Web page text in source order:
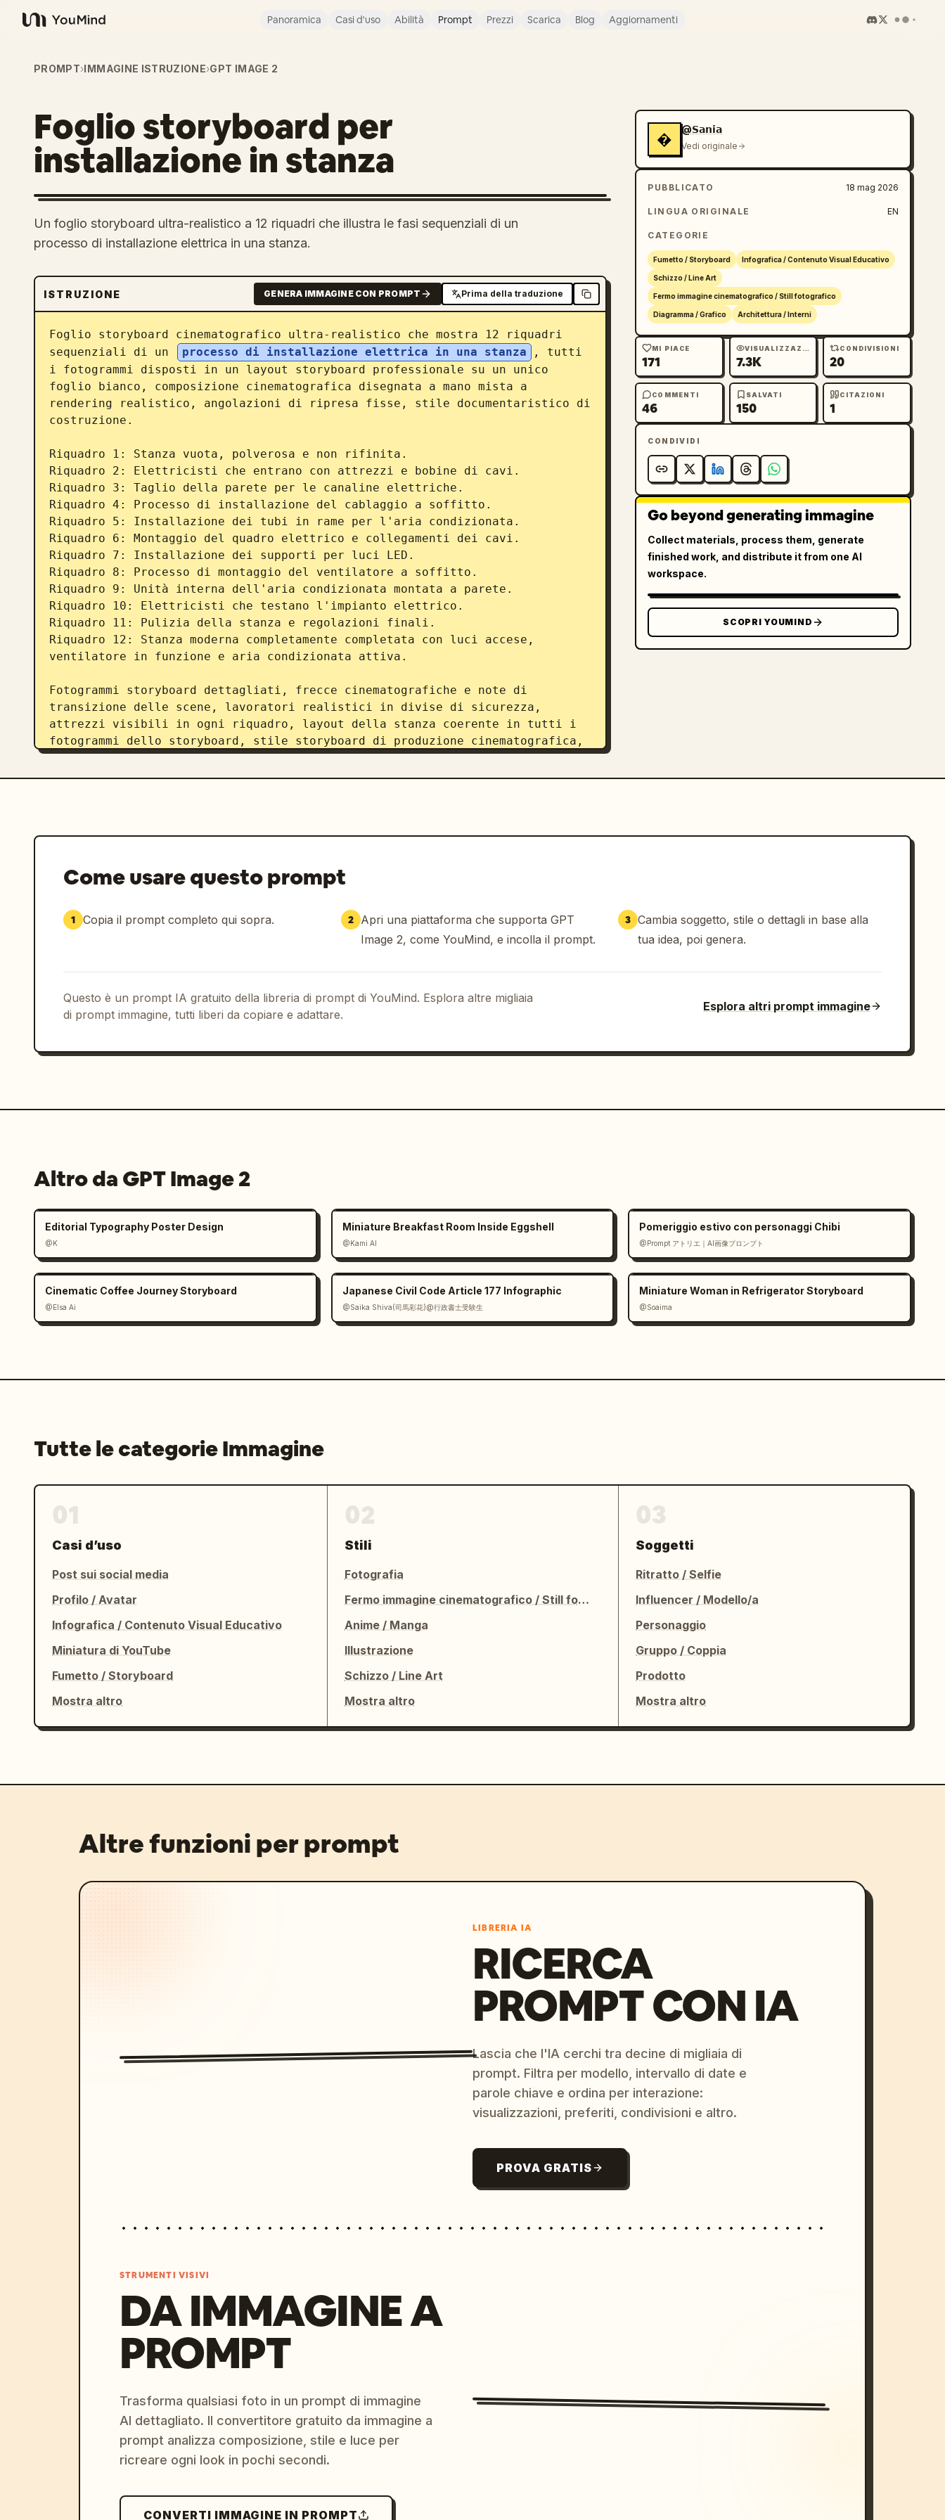
YouMind
Panoramica Casi d'uso Abilità Prompt Prezzi Scarica Blog Aggiornamenti
PROMPT›IMMAGINE ISTRUZIONE›GPT IMAGE 2
Foglio storyboard per
installazione in stanza
Un foglio storyboard ultra-realistico a 12 riquadri che illustra le fasi sequenziali di un
processo di installazione elettrica in una stanza.
ISTRUZIONE GENERA IMMAGINE CON PROMPT Prima della traduzione
Foglio storyboard cinematografico ultra-realistico che mostra 12 riquadri
sequenziali di un
processo di installazione elettrica in una stanza
, tutti
i fotogrammi disposti in un layout storyboard professionale su un unico
foglio bianco, composizione cinematografica disegnata a mano mista a
rendering realistico, angolazioni di ripresa fisse, stile documentaristico di
costruzione.
Riquadro 1: Stanza vuota, polverosa e non rifinita.
Riquadro 2: Elettricisti che entrano con attrezzi e bobine di cavi.
Riquadro 3: Taglio della parete per le canaline elettriche.
Riquadro 4: Processo di installazione del cablaggio a soffitto.
Riquadro 5: Installazione dei tubi in rame per l'aria condizionata.
Riquadro 6: Montaggio del quadro elettrico e collegamenti dei cavi.
Riquadro 7: Installazione dei supporti per luci LED.
Riquadro 8: Processo di montaggio del ventilatore a soffitto.
Riquadro 9: Unità interna dell'aria condizionata montata a parete.
Riquadro 10: Elettricisti che testano l'impianto elettrico.
Riquadro 11: Pulizia della stanza e regolazioni finali.
Riquadro 12: Stanza moderna completamente completata con luci accese,
ventilatore in funzione e aria condizionata attiva.
Fotogrammi storyboard dettagliati, frecce cinematografiche e note di
transizione delle scene, lavoratori realistici in divise di sicurezza,
attrezzi visibili in ogni riquadro, layout della stanza coerente in tutti i
fotogrammi dello storyboard, stile storyboard di produzione cinematografica,
schizzo in bianco e nero altamente dettagliato misto a morbide ombreggiature
cinematografiche, foglio di concept professionale di pre-produzione, un'unica
�
@𝗦𝗮𝗻𝗶𝗮
Vedi originale
PUBBLICATO 18 mag 2026
LINGUA ORIGINALE EN
CATEGORIE
Fumetto / Storyboard Infografica / Contenuto Visual Educativo
Schizzo / Line Art
Fermo immagine cinematografico / Still fotografico
Diagramma / Grafico Architettura / Interni
MI PIACE
171
VISUALIZZAZIONI
7.3K
CONDIVISIONI
20
COMMENTI
46
SALVATI
150
CITAZIONI
1
CONDIVIDI
Go beyond generating immagine
Collect materials, process them, generate
finished work, and distribute it from one AI
workspace.
SCOPRI YOUMIND
Come usare questo prompt
1 Copia il prompt completo qui sopra. 2 Apri una piattaforma che supporta GPT
Image 2, come YouMind, e incolla il prompt.
3 Cambia soggetto, stile o dettagli in base alla
tua idea, poi genera.
Questo è un prompt IA gratuito della libreria di prompt di YouMind. Esplora altre migliaia
di prompt immagine, tutti liberi da copiare e adattare.
Esplora altri prompt immagine
Altro da GPT Image 2
Editorial Typography Poster Design
@K
Miniature Breakfast Room Inside Eggshell
@Kami AI
Pomeriggio estivo con personaggi Chibi
@Prompt アトリエ｜AI画像プロンプト
Cinematic Coffee Journey Storyboard
@Elsa Ai
Japanese Civil Code Article 177 Infographic
@Saika Shiva(司馬彩花)@行政書士受験生
Miniature Woman in Refrigerator Storyboard
@Soaima
Tutte le categorie Immagine
Casi d’uso
Post sui social media
Profilo / Avatar
Infografica / Contenuto Visual Educativo
Miniatura di YouTube
Fumetto / Storyboard
Mostra altro
Stili
Fotografia
Fermo immagine cinematografico / Still fotografico
Anime / Manga
Illustrazione
Schizzo / Line Art
Mostra altro
Soggetti
Ritratto / Selfie
Influencer / Modello/a
Personaggio
Gruppo / Coppia
Prodotto
Mostra altro
Altre funzioni per prompt
LIBRERIA IA
RICERCA
PROMPT CON IA
Lascia che l'IA cerchi tra decine di migliaia di
prompt. Filtra per modello, intervallo di date e
parole chiave e ordina per interazione:
visualizzazioni, preferiti, condivisioni e altro.
PROVA GRATIS
STRUMENTI VISIVI
DA IMMAGINE A
PROMPT
Trasforma qualsiasi foto in un prompt di immagine
AI dettagliato. Il convertitore gratuito da immagine a
prompt analizza composizione, stile e luce per
ricreare ogni look in pochi secondi.
CONVERTI IMMAGINE IN PROMPT